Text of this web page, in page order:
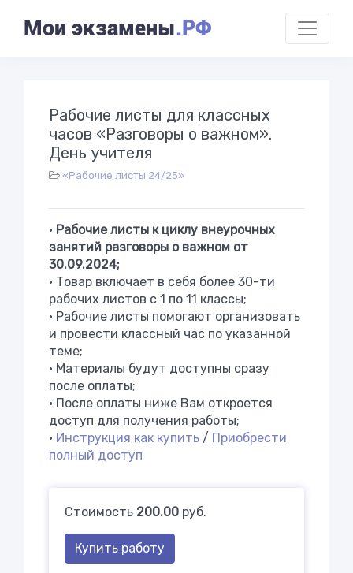
Мои экзамены.РФ
Рабочие листы для классных
часов «Разговоры о важном».
День учителя
«Рабочие листы 24/25»
• Рабочие листы к циклу внеурочных
занятий разговоры о важном от
30.09.2024;
• Товар включает в себя более 30-ти
рабочих листов с 1 по 11 классы;
• Рабочие листы помогают организовать
и провести классный час по указанной
теме;
• Материалы будут доступны сразу
после оплаты;
• После оплаты ниже Вам откроется
доступ для получения работы;
• Инструкция как купить / Приобрести
полный доступ
Стоимость 200.00 руб.
Купить работу